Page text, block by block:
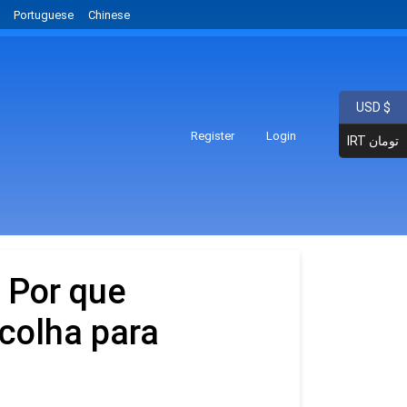
Portuguese Chinese
Register Login
que
para
USD $
IRT تومان